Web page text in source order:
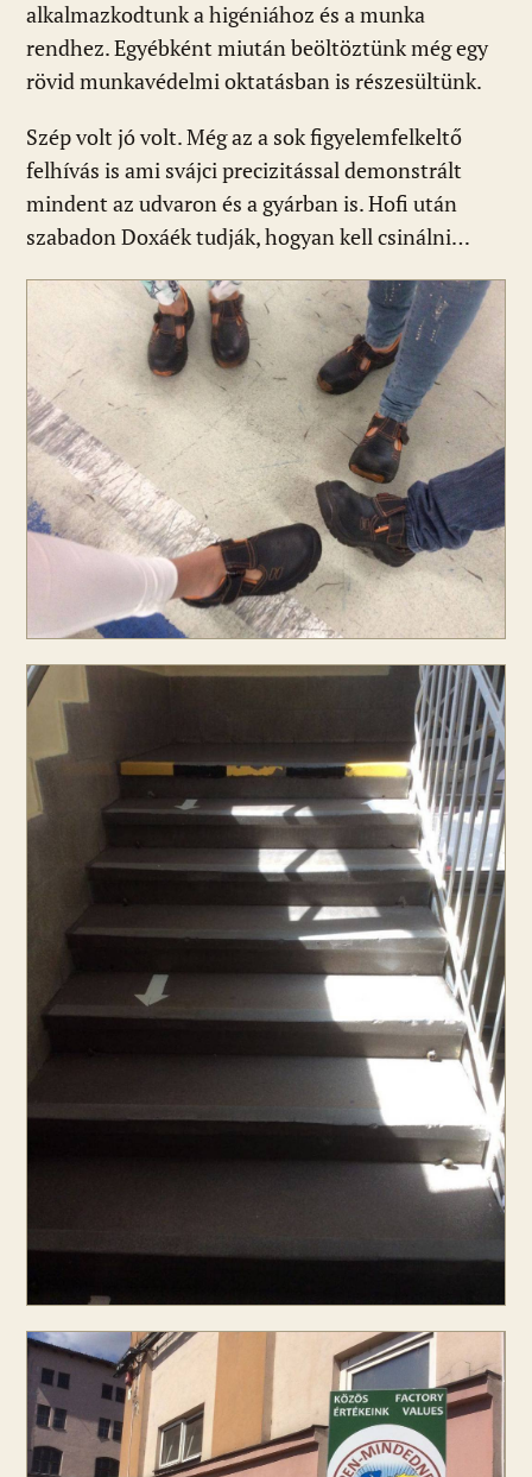
alkalmazkodtunk a higéniához és a munka
rendhez. Egyébként miután beöltöztünk még egy
rövid munkavédelmi oktatásban is részesültünk.
Szép volt jó volt. Még az a sok figyelemfelkeltő
felhívás is ami svájci precizitással demonstrált
mindent az udvaron és a gyárban is. Hofi után
szabadon Doxáék tudják, hogyan kell csinálni…